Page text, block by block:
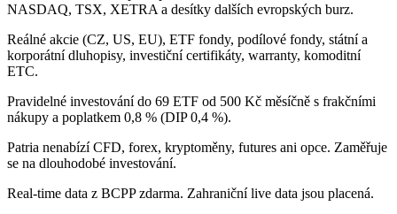
NASDAQ, TSX, XETRA a desítky dalších evropských burz.
Reálné akcie (CZ, US, EU), ETF fondy, podílové fondy, státní a
korporátní dluhopisy, investiční certifikáty, warranty, komoditní
ETC.
Pravidelné investování do 69 ETF od 500 Kč měsíčně s frakčními
nákupy a poplatkem 0,8 % (DIP 0,4 %).
Patria nenabízí CFD, forex, kryptoměny, futures ani opce. Zaměřuje
se na dlouhodobé investování.
Real-time data z BCPP zdarma. Zahraniční live data jsou placená.